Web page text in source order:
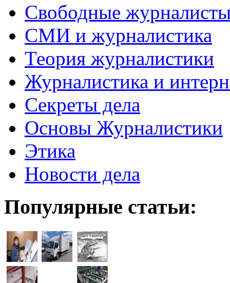
Свободные
СМИ и журналистика
Теория журналистики
Журналистика и
Секреты дела
Основы Журналистики
Этика
Новости дела
Популярные статьи: